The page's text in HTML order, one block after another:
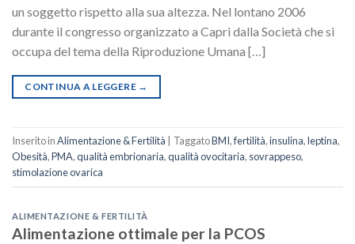
un soggetto rispetto alla sua altezza. Nel lontano 2006
durante il congresso organizzato a Capri dalla Società che si
occupa del tema della Riproduzione Umana […]
CONTINUA A LEGGERE →
Inserito inAlimentazione & Fertilità TaggatoBMI,fertilità,insulina,leptina,
Obesità,PMA,qualità embrionaria,qualità ovocitaria, sovrappeso,
stimolazione ovarica
ALIMENTAZIONE & FERTILITÀ
Alimentazione ottimale per la PCOS